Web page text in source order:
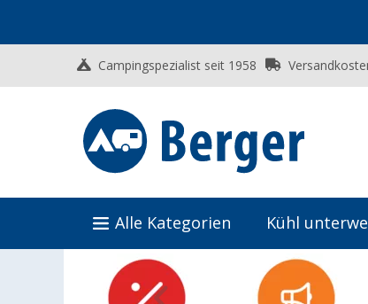
Campingspezialist seit 1958
Alle Kategorien Kühl